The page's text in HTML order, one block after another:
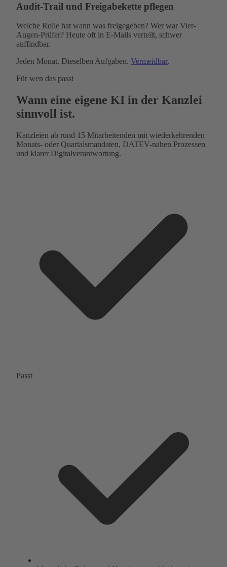
Audit-Trail und Freigabekette pflegen
Welche Rolle hat wann was freigegeben? Wer war Vier-
Augen-Prüfer? Heute oft in E-Mails verteilt, schwer
auffindbar.
Jeden Monat. Dieselben Aufgaben. Vermeidbar.
Für wen das passt
Wann eine eigene KI in der Kanzlei
sinnvoll ist.
Kanzleien ab rund 15 Mitarbeitenden mit wiederkehrenden
Monats- oder Quartalsmandaten, DATEV-nahen Prozessen
und klarer Digitalverantwortung.
Passt